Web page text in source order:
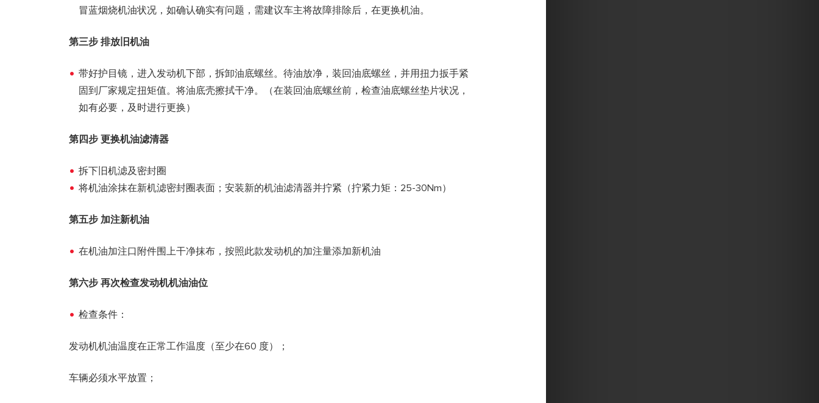
冒蓝烟烧机油状况，如确认确实有问题，需建议车主将故障排除后，在更换机油。
第三步 排放旧机油
带好护目镜，进入发动机下部，拆卸油底螺丝。待油放净，装回油底螺丝，并用扭力扳手紧
固到厂家规定扭矩值。将油底壳擦拭干净。（在装回油底螺丝前，检查油底螺丝垫片状况，
如有必要，及时进行更换）
第四步 更换机油滤清器
拆下旧机滤及密封圈
将机油涂抹在新机滤密封圈表面；安装新的机油滤清器并拧紧（拧紧力矩：25-30Nm）
第五步 加注新机油
在机油加注口附件围上干净抹布，按照此款发动机的加注量添加新机油
第六步 再次检查发动机机油油位
检查条件：
发动机机油温度在正常工作温度（至少在60 度）；
车辆必须水平放置；